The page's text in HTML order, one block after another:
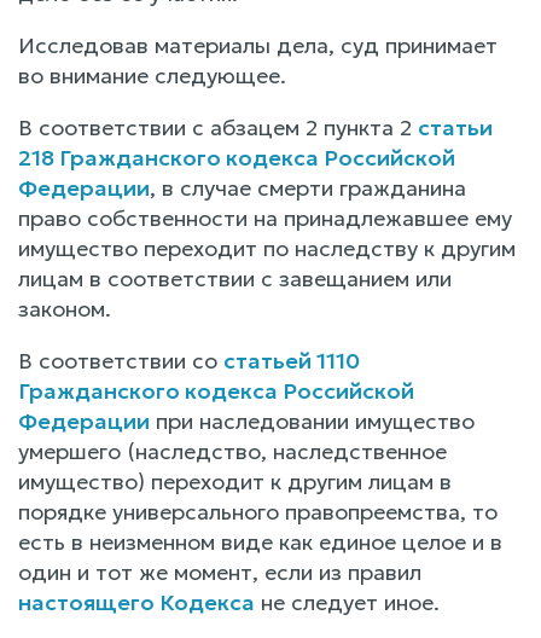
Исследовав материалы дела, суд принимает
во внимание следующее.
В соответствии с абзацем 2 пункта 2 статьи
218 Гражданского кодекса Российской
Федерации, в случае смерти гражданина
право собственности на принадлежавшее ему
имущество переходит по наследству к другим
лицам в соответствии с завещанием или
законом.
В соответствии со статьей 1110
Гражданского кодекса Российской
Федерации при наследовании имущество
умершего (наследство, наследственное
имущество) переходит к другим лицам в
порядке универсального правопреемства, то
есть в неизменном виде как единое целое и в
один и тот же момент, если из правил
настоящего Кодекса не следует иное.